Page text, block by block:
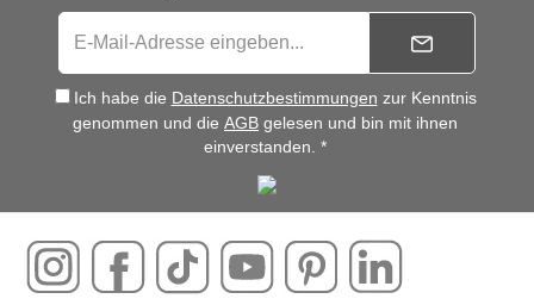
Ich habe die Datenschutzbestimmungen zur Kenntnis
genommen und die AGB gelesen und bin mit ihnen
einverstanden. *